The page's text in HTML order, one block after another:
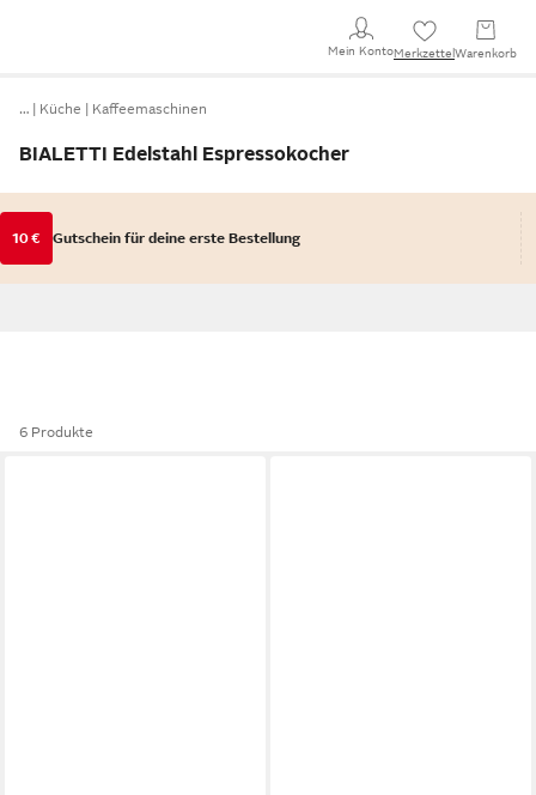
Mein KontoMerkzettel Warenkorb
… Küche Kaffeemaschinen
BIALETTI Edelstahl Espressokocher
10 € Gutschein für deine erste Bestellung
6 Produkte